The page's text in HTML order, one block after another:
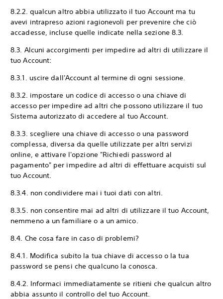
8.2.2. qualcun altro abbia utilizzato il tuo Account ma tu
avevi intrapreso azioni ragionevoli per prevenire che ciò
accadesse, incluse quelle indicate nella sezione 8.3.
8.3. Alcuni accorgimenti per impedire ad altri di utilizzare il
tuo Account:
8.3.1. uscire dall'Account al termine di ogni sessione.
8.3.2. impostare un codice di accesso o una chiave di
accesso per impedire ad altri che possono utilizzare il tuo
Sistema autorizzato di accedere al tuo Account.
8.3.3. scegliere una chiave di accesso o una password
complessa, diversa da quelle utilizzate per altri servizi
online, e attivare l'opzione "Richiedi password al
pagamento" per impedire ad altri di effettuare acquisti sul
tuo Account.
8.3.4. non condividere mai i tuoi dati con altri.
8.3.5. non consentire mai ad altri di utilizzare il tuo Account,
nemmeno a un familiare o a un amico.
8.4. Che cosa fare in caso di problemi?
8.4.1. Modifica subito la tua chiave di accesso o la tua
password se pensi che qualcuno la conosca.
8.4.2. Informaci immediatamente se ritieni che qualcun altro
abbia assunto il controllo del tuo Account.